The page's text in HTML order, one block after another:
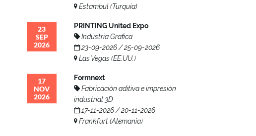
Estambul (Turquía)
23
SEP
2026
PRINTING United Expo
Industria Grafica
23-09-2026 / 25-09-2026
Las Vegas (EE.UU.)
17
NOV
2026
Formnext
Fabricación aditiva e impresión
industrial 3D
17-11-2026 / 20-11-2026
Frankfurt (Alemania)